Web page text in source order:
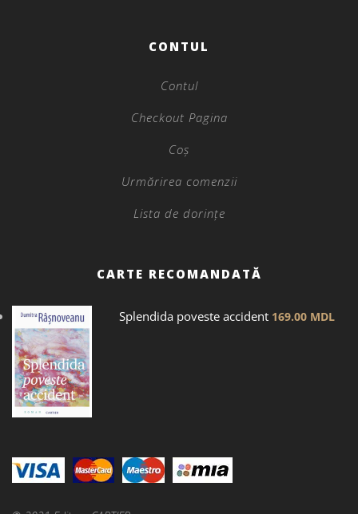
CONTUL
Contul
Checkout Pagina
Coș
Urmărirea comenzii
Lista de dorințe
CARTE RECOMANDATĂ
Splendida poveste accident 169.00 MDL